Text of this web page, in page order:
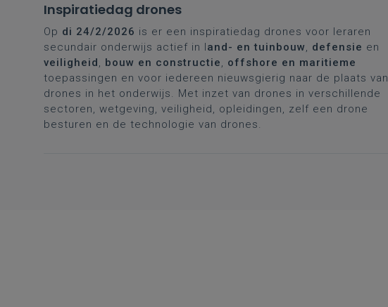
Inspiratiedag drones
Op di 24/2/2026 is er een inspiratiedag drones voor leraren
secundair onderwijs actief in land- en tuinbouw, defensie en
veiligheid, bouw en constructie, offshore en maritieme
toepassingen en voor iedereen nieuwsgierig naar de plaats van
drones in het onderwijs. Met inzet van drones in verschillende
sectoren, wetgeving, veiligheid, opleidingen, zelf een drone
besturen en de technologie van drones.